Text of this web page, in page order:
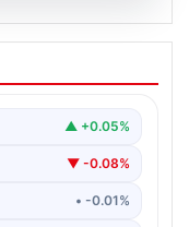
Konut
▲ +0.05%
▼ -0.08%
• -0.01%